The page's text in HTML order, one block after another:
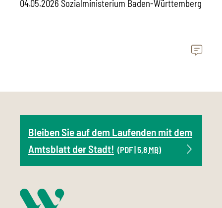
04.05.2026 Sozialministerium Baden-Württemberg
Bleiben Sie auf dem Laufenden mit dem
Amtsblatt der Stadt! (PDF | 5,8 MB)